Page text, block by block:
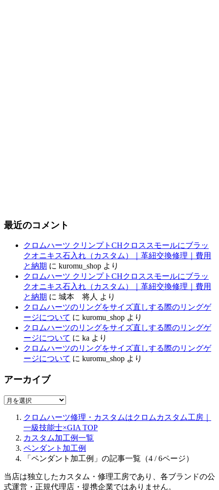
最近のコメント
クロムハーツ クリンプトCHクロススモールにブラッ
クオニキス石入れ（カスタム）｜革紐交換修理｜費用
と納期 に kuromu_shop より
クロムハーツ クリンプトCHクロススモールにブラッ
クオニキス石入れ（カスタム）｜革紐交換修理｜費用
と納期 に 城本 将人 より
クロムハーツのリングをサイズ直しする際のリングゲ
ージについて に kuromu_shop より
クロムハーツのリングをサイズ直しする際のリングゲ
ージについて に ka より
クロムハーツのリングをサイズ直しする際のリングゲ
ージについて に kuromu_shop より
アーカイブ
ア
クロムハーツ修理・カスタムはクロムカスタム工房｜
一級技能士×GIA TOP
カスタム加工例一覧
ペンダント加工例
「ペンダント加工例」の記事一覧（4 / 6ページ）
当店は独立したカスタム・修理工房であり、各ブランドの公
式運営・正規代理店・提携企業ではありません。